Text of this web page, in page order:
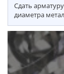
Сдать
диаметра